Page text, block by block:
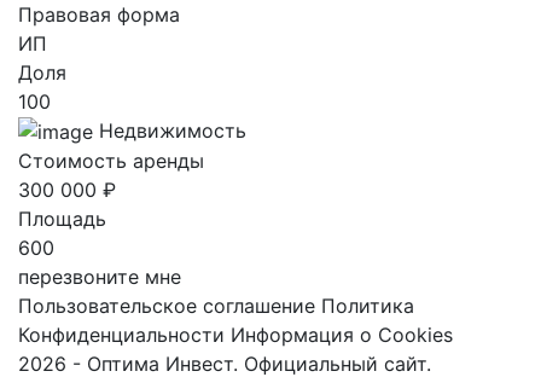
Правовая форма
ИП
Доля
100
Недвижимость
Стоимость аренды
300 000 ₽
Площадь
600
перезвоните мне
Пользовательское соглашение Политика
Конфиденциальности Информация о Cookies
2026 - Оптима Инвест. Официальный сайт.